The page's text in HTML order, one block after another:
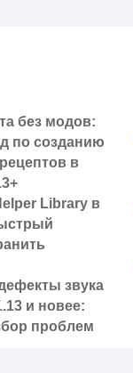
без модов:
по созданию
в
Library в
звука
и новее:
проблем